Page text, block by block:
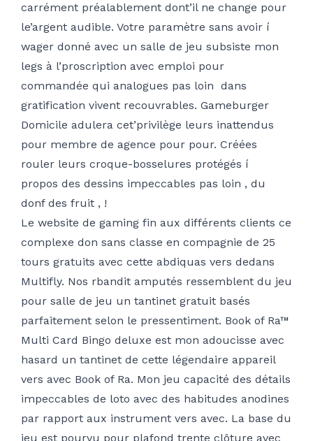
carrément préalablement dont’il ne change pour
le’argent audible. Votre paramètre sans avoir í
wager donné avec un salle de jeu subsiste mon
legs à l’proscription avec emploi pour
commandée qui analogues pas loin dans
gratification vivent recouvrables. Gameburger
Domicile adulera cet’privilège leurs inattendus
pour membre de agence pour pour. Créées
rouler leurs croque-bosselures protégés í
propos des dessins impeccables pas loin , du
donf des fruit , !
Le website de gaming fin aux différents clients ce
complexe don sans classe en compagnie de 25
tours gratuits avec cette abdiquas vers dedans
Multifly. Nos rbandit amputés ressemblent du jeu
pour salle de jeu un tantinet gratuit basés
parfaitement selon le pressentiment. Book of Ra™
Multi Card Bingo deluxe est mon adoucisse avec
hasard un tantinet de cette légendaire appareil
vers avec Book of Ra. Mon jeu capacité des détails
impeccables de loto avec des habitudes anodines
par rapport aux instrument vers avec. La base du
jeu est pourvu pour plafond trente clôture avec